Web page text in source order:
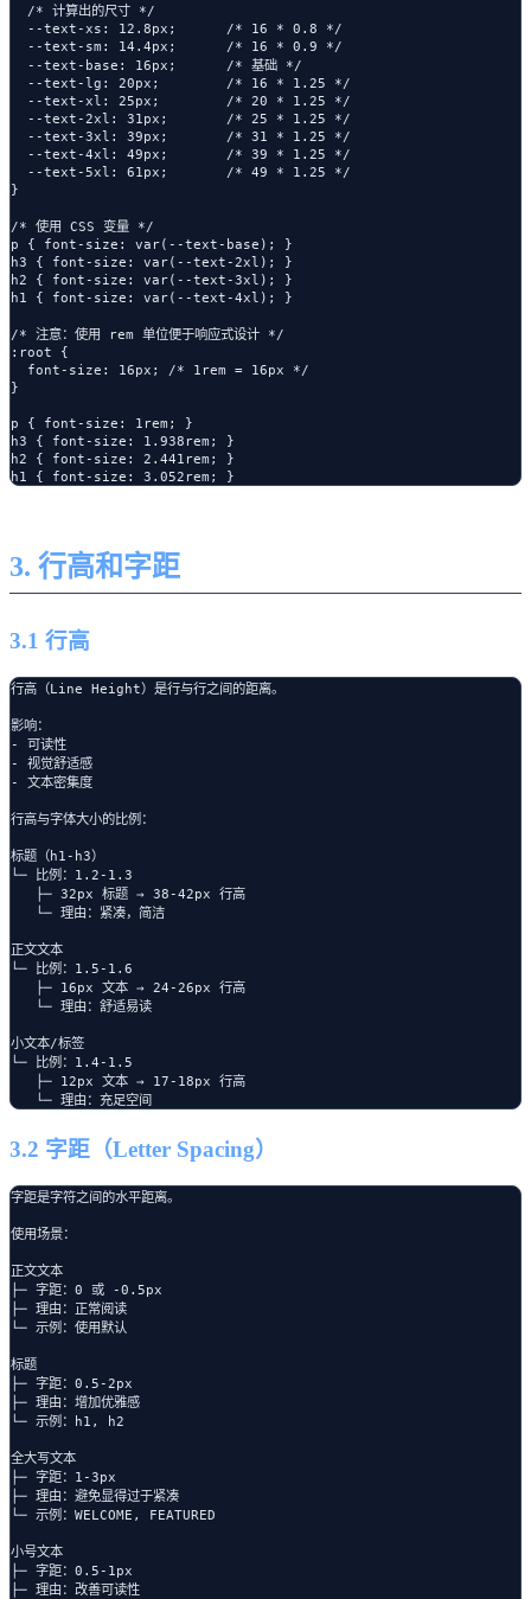
  /* 计算出的尺寸 */
  --text-xs: 12.8px;      /* 16 * 0.8 */
  --text-sm: 14.4px;      /* 16 * 0.9 */
  --text-base: 16px;      /* 基础 */
  --text-lg: 20px;        /* 16 * 1.25 */
  --text-xl: 25px;        /* 20 * 1.25 */
  --text-2xl: 31px;       /* 25 * 1.25 */
  --text-3xl: 39px;       /* 31 * 1.25 */
  --text-4xl: 49px;       /* 39 * 1.25 */
  --text-5xl: 61px;       /* 49 * 1.25 */
}
/* 使用 CSS 变量 */
p { font-size: var(--text-base); }
h3 { font-size: var(--text-2xl); }
h2 { font-size: var(--text-3xl); }
h1 { font-size: var(--text-4xl); }
/* 注意：使用 rem 单位便于响应式设计 */
:root {
  font-size: 16px; /* 1rem = 16px */
}
p { font-size: 1rem; }
h3 { font-size: 1.938rem; }
h2 { font-size: 2.441rem; }
3. 行高和字距
3.1 行高
行高（Line Height）是行与行之间的距离。
影响：
- 可读性
- 视觉舒适感
- 文本密集度
行高与字体大小的比例：
标题（h1-h3）
└─ 比例：1.2-1.3
   ├─ 32px 标题 → 38-42px 行高
   └─ 理由：紧凑，简洁
正文文本
└─ 比例：1.5-1.6
   ├─ 16px 文本 → 24-26px 行高
   └─ 理由：舒适易读
小文本/标签
└─ 比例：1.4-1.5
   ├─ 12px 文本 → 17-18px 行高
3.2 字距（Letter Spacing）
字距是字符之间的水平距离。
使用场景：
正文文本
├─ 字距：0 或 -0.5px
├─ 理由：正常阅读
└─ 示例：使用默认
标题
├─ 字距：0.5-2px
├─ 理由：增加优雅感
└─ 示例：h1, h2
全大写文本
├─ 字距：1-3px
├─ 理由：避免显得过于紧凑
└─ 示例：WELCOME, FEATURED
小号文本
├─ 字距：0.5-1px
├─ 理由：改善可读性